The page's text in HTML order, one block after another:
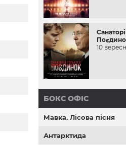
10
БОКС ОФІС
Мавка. Лісова пісня
Антарктида